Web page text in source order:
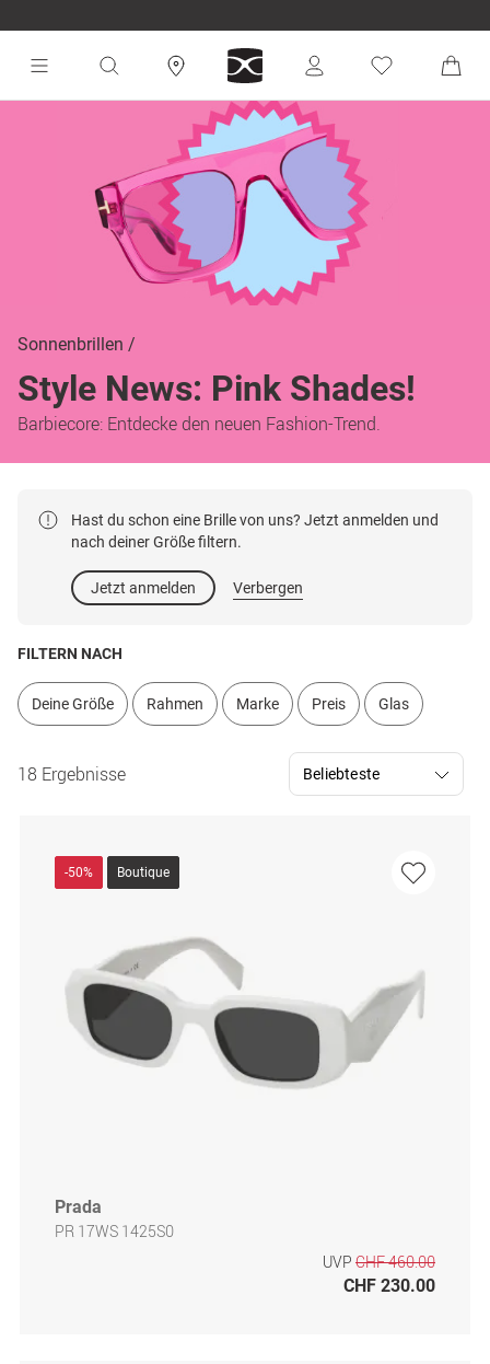
Sonnenbrillen
Style News: Pink Shades!
Barbiecore: Entdecke den neuen Fashion-Trend.
Hast du schon eine Brille von uns? Jetzt anmelden und
nach deiner Größe filtern.
Jetzt anmelden Verbergen
FILTERN NACH
Deine Größe Rahmen Marke Preis Glas
18 Ergebnisse
-50% Boutique
Prada
PR 17WS 1425S0
UVP CHF 460.00
CHF 230.00